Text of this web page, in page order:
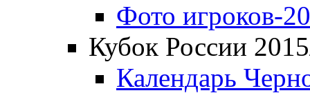
Фото игроков-
Кубок России
Календарь